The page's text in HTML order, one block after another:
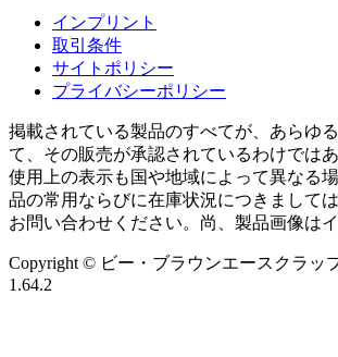
インプリント
取引条件
サイトポリシー
プライバシーポリシー
掲載されている製品のすべてが、あらゆ
て、その販売が承認されているわけでは
使用上の表示も国や地域によって異なる
品の常用ならびに在庫状況につきまして
お問い合わせください。尚、製品画像は
Copyright © ビー・ブラウンエースクラッ
1.64.2